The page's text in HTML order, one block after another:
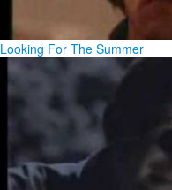
Looking For The Summer